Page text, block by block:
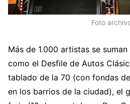
Foto
Más de 1.000 artistas se
como el Desfile de Autos
tablado de la 70 (con fondas
en los barrios de la ciudad), el